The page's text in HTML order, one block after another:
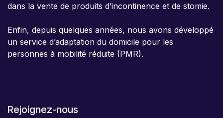
dans la vente de produits d’incontinence et de stomie.
Enfin, depuis quelques années, nous avons développé
un service d’adaptation du domicile pour les
personnes à mobilité réduite (PMR).
Rejoignez-nous